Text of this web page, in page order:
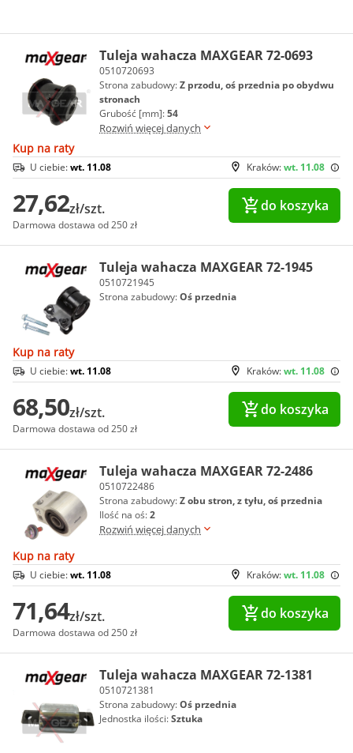
Tuleja wahacza MAXGEAR 72-0693
0510720693
Strona zabudowy:Z przodu, oś przednia po obydwu
stronach
Grubość [mm]:54
Rozwiń więcej danych
Kup na raty
Kraków:wt. 11.08
U ciebie:wt. 11.08
27,62zł/szt.
Darmowa dostawa od 250 zł
do koszyka
Tuleja wahacza MAXGEAR 72-1945
0510721945
Strona zabudowy:Oś przednia
Kup na raty
Kraków:wt. 11.08
U ciebie:wt. 11.08
68,50zł/szt.
Darmowa dostawa od 250 zł
do koszyka
Tuleja wahacza MAXGEAR 72-2486
0510722486
Strona zabudowy:Z obu stron, z tyłu, oś przednia
Ilość na oś:2
Rozwiń więcej danych
Kup na raty
Kraków:wt. 11.08
U ciebie:wt. 11.08
71,64zł/szt.
Darmowa dostawa od 250 zł
do koszyka
Tuleja wahacza MAXGEAR 72-1381
0510721381
Strona zabudowy:Oś przednia
Jednostka ilości:Sztuka